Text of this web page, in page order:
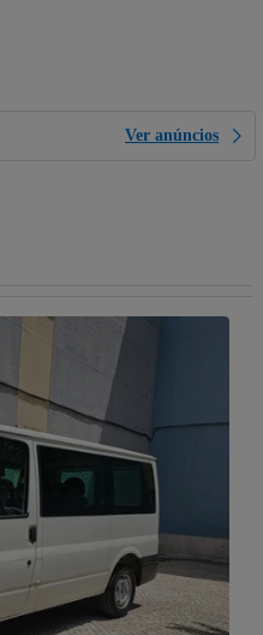
Ver anúncios